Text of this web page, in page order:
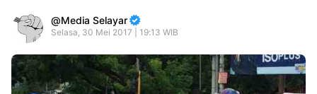
Media Selayar
Selasa, 30 Mei 2017 | 19:13 WIB